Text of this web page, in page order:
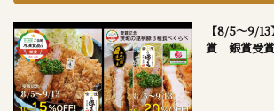
【8/5～9/
賞 銀賞受賞